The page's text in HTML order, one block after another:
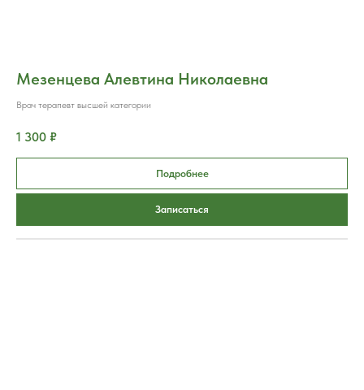
Мезенцева Алевтина Николаевна
Врач терапевт высшей категории
1 300 ₽
Подробнее
Записаться